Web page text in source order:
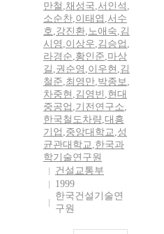
만철 ,채성국,서인석 ,
소순찬,이태엽 ,서수
호,강진환,노애숙,김
시영 ,이상우,김승업 ,
라경순,황인준,마상
길 ,권순영 ,이우현 ,김
철준,최영만,박종보,
차중현 ,김영빈 ,현대
중공업 ,기전연구소,
한국철도차량,대흥
기업 ,중앙대학교,성
균관대학교,한국과
학기술연구원
건설교통부
1999
한국건설기술연
구원